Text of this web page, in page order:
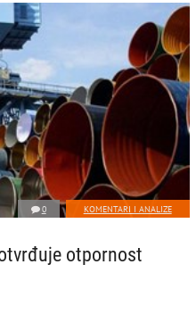
0 KOMENTARI I ANALIZE
otpornost